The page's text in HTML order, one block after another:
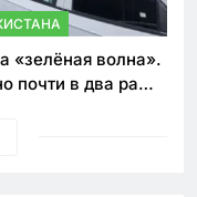
«зелёная волна».
почти в два раза